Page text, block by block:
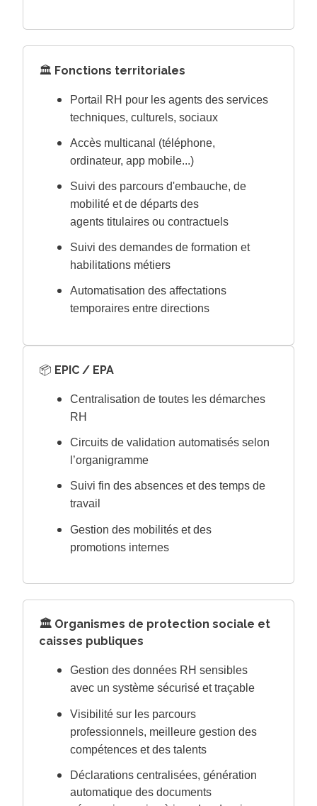
🏛️ Fonctions territoriales
Portail RH pour les agents des services
techniques, culturels, sociaux
Accès multicanal (téléphone,
ordinateur, app mobile...)
Suivi des parcours d'embauche, de
mobilité et de départs des
agents titulaires ou contractuels
Suivi des demandes de formation et
habilitations métiers
Automatisation des affectations
temporaires entre directions
📦 EPIC / EPA
Centralisation de toutes les démarches
RH
Circuits de validation automatisés selon
l’organigramme
Suivi fin des absences et des temps de
travail
Gestion des mobilités et des
promotions internes
🏛️ Organismes de protection sociale et
caisses publiques
Gestion des données RH sensibles
avec un système sécurisé et traçable
Visibilité sur les parcours
professionnels, meilleure gestion des
compétences et des talents
Déclarations centralisées, génération
automatique des documents